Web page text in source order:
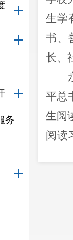
务
生学
书、
长、
平总
生阅
阅读